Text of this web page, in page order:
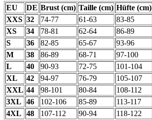
EU DE Brust (cm) Taille (cm) Hüfte (cm)
XXS 32 74-77 61-63
83-85
XS
34 78-81 62-64
86-89
S
36 82-85 65-67
93-96
M
38 86-89 68-71
97-100
L
40 90-93 72-75
101-104
XL
42 94-97 76-79
105-107
XXL 44 98-101 80-84
108-112
3XL
46 102-106 85-89
113-117
4XL
48 107-112 90-94
118-122